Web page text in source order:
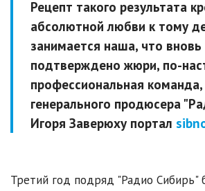
Рецепт такого результата
абсолютной любви к тому
занимается наша, что вновь
подтверждено жюри, по-
профессиональная команда,
генерального продюсера
Игоря Заверюху портал
Третий год подряд "Радио Сибирь"